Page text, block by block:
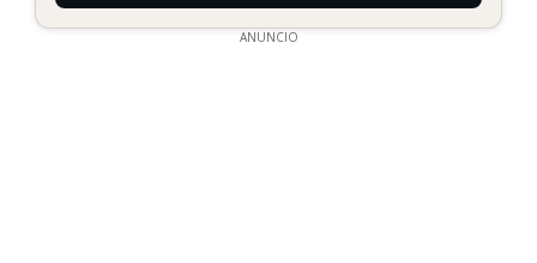
ANUNCIO